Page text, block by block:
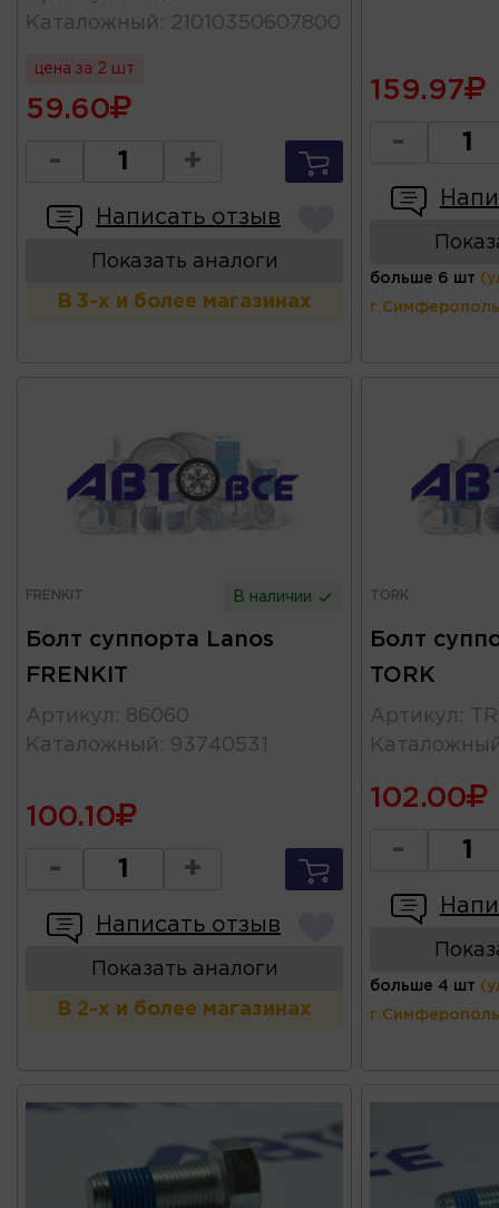
Каталожный : 21010350607800
цена за 2 шт
59.60
- +
Написать отзыв
Показать аналоги
В 3-х и более магазинах
159.97
-
больше 6 шт
FRENKIT В наличии
Болт суппорта Lanos
FRENKIT
Артикул : 86060
Каталожный : 93740531
100.10
- +
Написать отзыв
Показать аналоги
В 2-х и более магазинах
TORK
Болт
TORK
Артикул :
102.00
-
больше 4 шт